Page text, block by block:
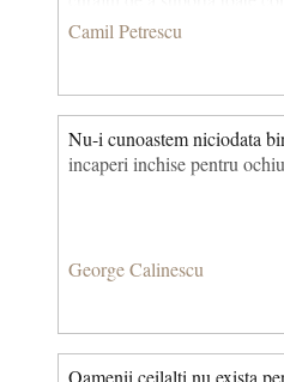
Camil Petrescu
Nu-i cunoastem niciodata
incaperi inchise pentru
George Calinescu
Oamenii ceilalti nu exista